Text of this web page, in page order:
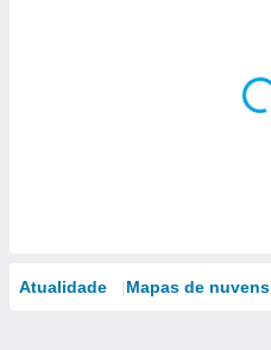
Atualidade Mapas de nuvens